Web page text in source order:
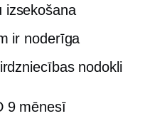
izsekošana
ir noderīga
nodokli
9 mēnesī